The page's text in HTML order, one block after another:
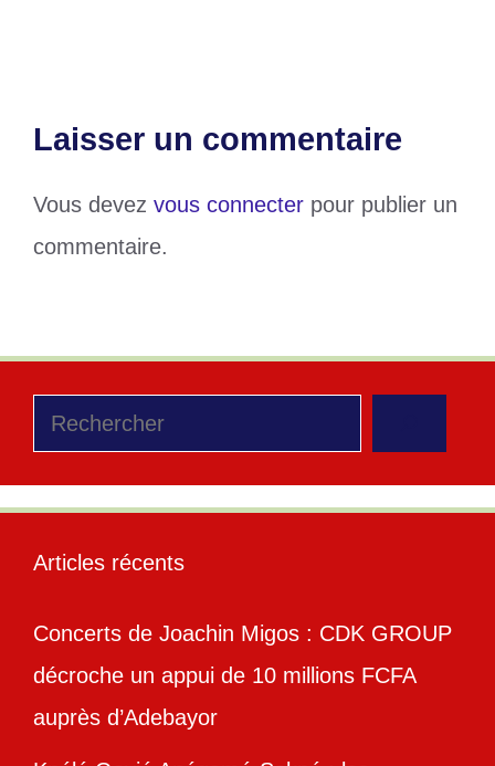
Laisser un commentaire
Vous devez vous connecter pour publier un
commentaire.
Rechercher
Articles récents
Concerts de Joachin Migos : CDK GROUP
décroche un appui de 10 millions FCFA
auprès d’Adebayor